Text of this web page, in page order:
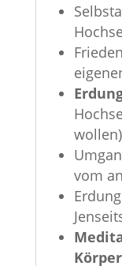
wollen)
vom